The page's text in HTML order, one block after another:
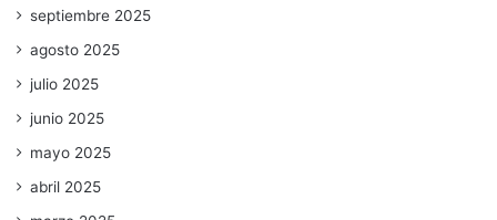
septiembre 2025
agosto 2025
julio 2025
junio 2025
mayo 2025
abril 2025